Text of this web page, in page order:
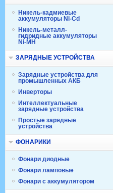
Никель-кадмиевые
аккумуляторы Ni-Cd
Никель-металл-
гидридные аккумуляторы
Ni-MH
ЗАРЯДНЫЕ УСТРОЙСТВА
Зарядные устройства для
промышленных АКБ
Инверторы
Интеллектуальные
зарядные устройства
Простые зарядные
устройства
ФОНАРИКИ
Фонари диодные
Фонари ламповые
Фонари с аккумулятором